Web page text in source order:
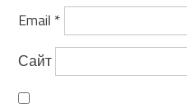
Email *
Сайт